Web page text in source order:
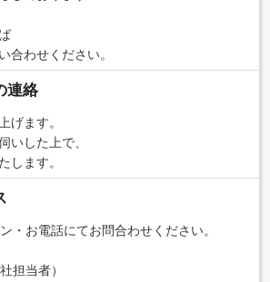
合わせください。
連絡
げます。
いした上で、
します。
・お電話にてお問合わせください。
担当者）